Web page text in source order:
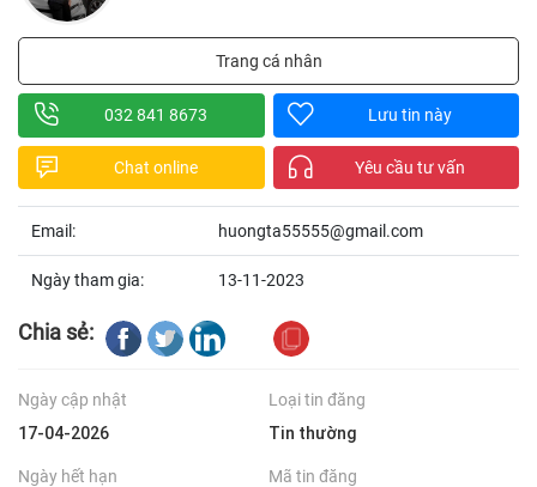
Trang cá nhân
032 841 8673 Lưu tin này
Chat online Yêu cầu tư vấn
Email: huongta55555@gmail.com
Ngày tham gia: 13-11-2023
Chia sẻ:
Ngày cập nhật
17-04-2026
Loại tin đăng
Tin thường
Ngày hết hạn Mã tin đăng